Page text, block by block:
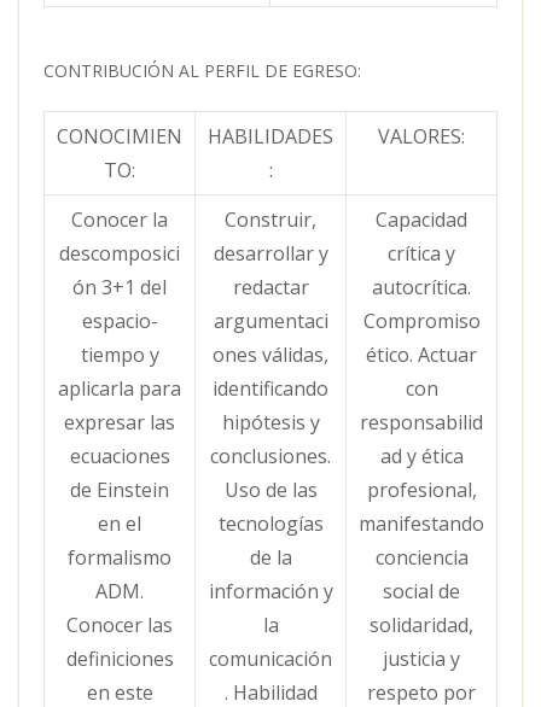
CONTRIBUCIÓN AL PERFIL DE EGRESO:
CONOCIMIEN
TO:
HABILIDADES
:
VALORES:
Conocer la
descomposici
ón 3+1 del
espacio-
tiempo y
aplicarla para
expresar las
ecuaciones
de Einstein
en el
formalismo
ADM.
Conocer las
definiciones
en este
Construir,
desarrollar y
redactar
argumentaci
ones válidas,
identificando
hipótesis y
conclusiones.
Uso de las
tecnologías
de la
información y
la
comunicación
. Habilidad
Capacidad
crítica y
autocrítica.
Compromiso
ético. Actuar
con
responsabilid
ad y ética
profesional,
manifestando
conciencia
social de
solidaridad,
justicia y
respeto por